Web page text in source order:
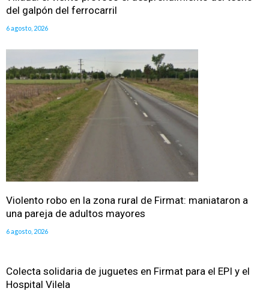
del galpón del ferrocarril
6 agosto, 2026
Violento robo en la zona rural de Firmat: maniataron a
una pareja de adultos mayores
6 agosto, 2026
Colecta solidaria de juguetes en Firmat para el EPI y el
Hospital Vilela